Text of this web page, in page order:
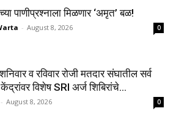
पाणीप्रश्नाला मिळणार ‘अमृत’ बळ!
- August 8, 2026 0
व रविवार रोजी मतदार संघातील सर्व
विशेष SRI अर्ज शिबिरांचे...
- August 8, 2026 0